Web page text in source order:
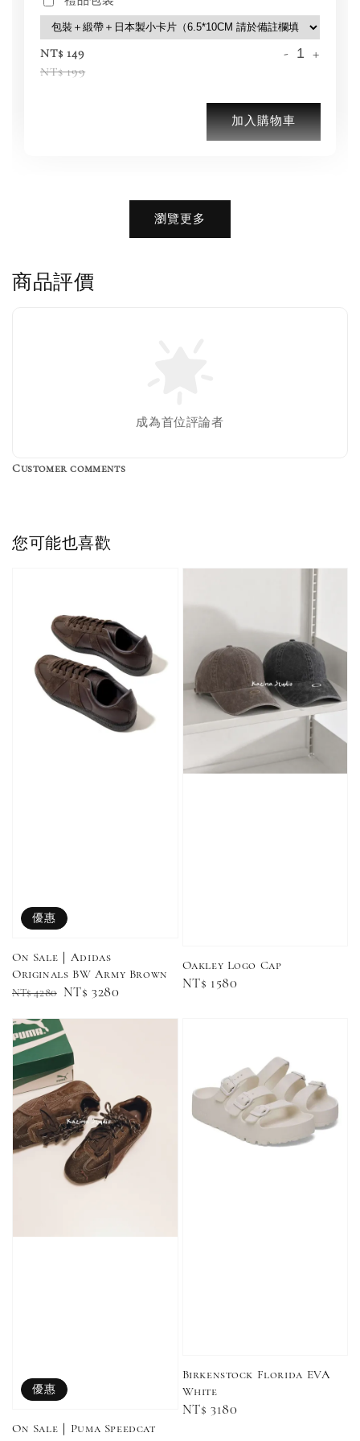
NT$ 149
NT$ 199
- +
加入購物車
加購優惠【CONVERSE鞋帶】
Converse Chuck Taylor 1970 鞋帶 米/白/黑
加入購物車
瀏覽更多
商品評價
成為首位評論者
Customer comments
您可能也喜歡
優惠
On Sale｜Adidas
Originals BW Army Brown
Regular
NT$ 4280 Sale
NT$ 3280
Oakley Logo Cap
Regular
NT$ 1580
優惠
On Sale｜Puma Speedcat
Birkenstock Florida EVA
White
Regular
NT$ 3180